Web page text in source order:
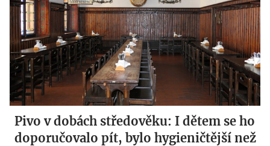
Pivo v dobách středověku: I dětem se ho
doporučovalo pít, bylo hygieničtější než